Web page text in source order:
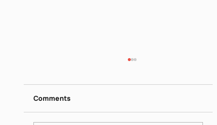
https://www.dropbox.com/scl/fi/26ip5u1qjrn
gquo4hqe8o/I-Jun-16-2026.mp4?
rlkey=vrn1b0lj2e1jk7v84mh31x695&st=nmt0
yvgu&dl=0
Comments